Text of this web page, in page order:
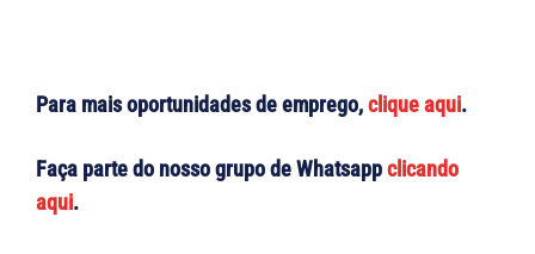
Para mais oportunidades de emprego,clique aqui.
Faça parte do nosso grupo de Whatsappclicando
aqui.